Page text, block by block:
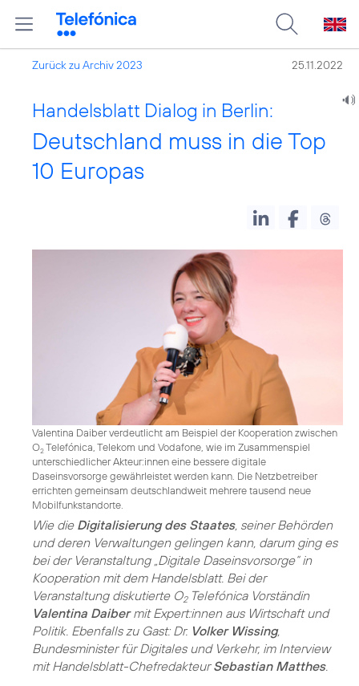
Zurück zu Archiv 2023 25.11.2022
Handelsblatt Dialog in Berlin:
Deutschland muss in die Top
10 Europas
Valentina Daiber verdeutlicht am Beispiel der Kooperation zwischen
O2Telefónica, Telekom und Vodafone, wie im Zusammenspiel
unterschiedlicher Akteur:innen eine bessere digitale
Daseinsvorsorge gewährleistet werden kann. Die Netzbetreiber
errichten gemeinsam deutschlandweit mehrere tausend neue
Mobilfunkstandorte.
Wie die Digitalisierung des Staates, seiner Behörden
und deren Verwaltungen gelingen kann, darum ging es
bei der Veranstaltung „Digitale Daseinsvorsorge“ in
Kooperation mit dem Handelsblatt. Bei der
Veranstaltung diskutierte O2Telefónica Vorständin
Valentina Daibermit Expert:innen aus Wirtschaft und
Politik. Ebenfalls zu Gast: Dr. Volker Wissing,
Bundesminister für Digitales und Verkehr, im Interview
mit Handelsblatt-ChefredakteurSebastian Matthes